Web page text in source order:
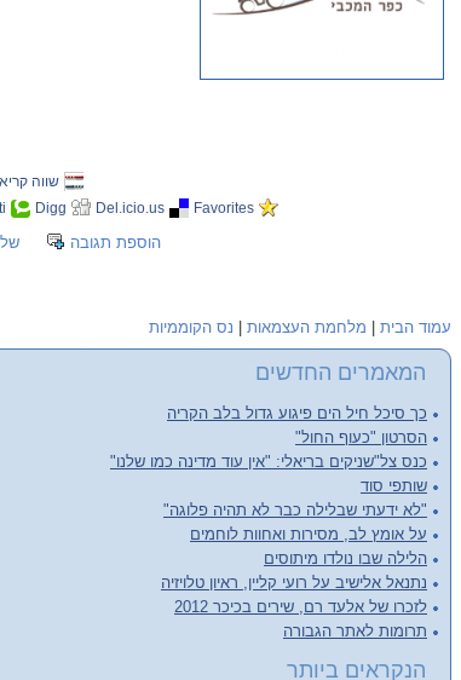
שווה
Favorites
Del.icio.us
Digg
הוספת תגובה
עמוד הבית מלחמת העצמאות נס הקוממיות
המאמרים החדשים
כך סיכל חיל הים פיגוע גדול בלב הקריה
הסרטון "כעוף החול"
כנס צל"שניקים בריאלי: "אין עוד מדינה כמו שלנו"
שותפי סוד
"לא ידעתי שבלילה כבר לא תהיה פלוגה"
על אומץ לב, מסירות ואחוות לוחמים
הלילה שבו נולדו מיתוסים
נתנאל אלישיב על רועי קליין, ראיון טלויזיה
לזכרו של אלעד רם, שירים בכיכר 2012
תרומות לאתר הגבורה
הנקראים ביותר